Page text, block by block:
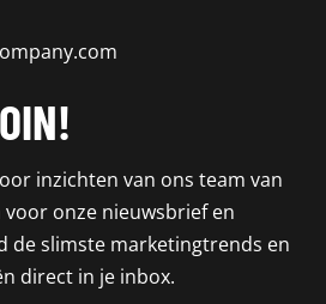
inzichten van ons team van
onze nieuwsbrief en
de slimste marketingtrends en
direct in je inbox.